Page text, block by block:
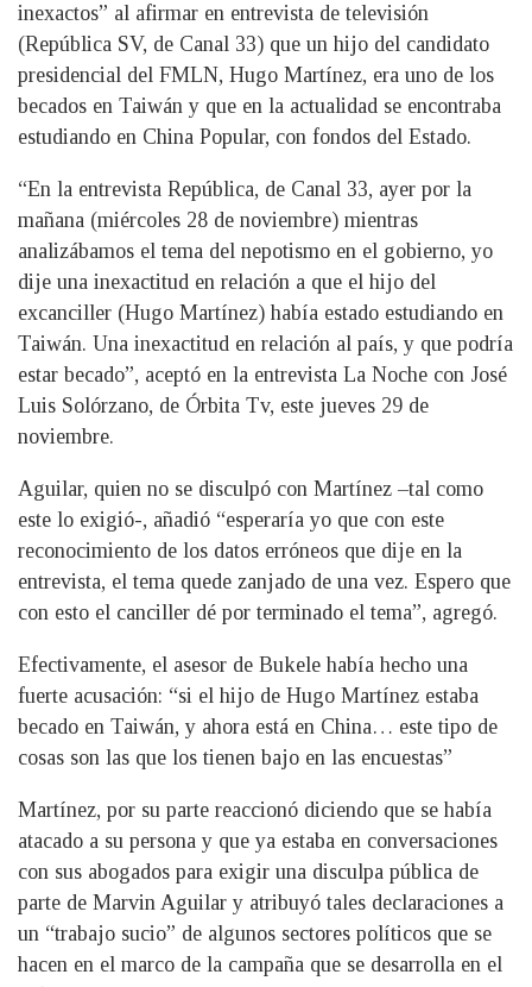
inexactos” al afirmar en entrevista de televisión
(República SV, de Canal 33) que un hijo del candidato
presidencial del FMLN, Hugo Martínez, era uno de los
becados en Taiwán y que en la actualidad se encontraba
estudiando en China Popular, con fondos del Estado.
“En la entrevista República, de Canal 33, ayer por la
mañana (miércoles 28 de noviembre) mientras
analizábamos el tema del nepotismo en el gobierno, yo
dije una inexactitud en relación a que el hijo del
excanciller (Hugo Martínez) había estado estudiando en
Taiwán. Una inexactitud en relación al país, y que podría
estar becado”, aceptó en la entrevista La Noche con José
Luis Solórzano, de Órbita Tv, este jueves 29 de
noviembre.
Aguilar, quien no se disculpó con Martínez –tal como
este lo exigió-, añadió “esperaría yo que con este
reconocimiento de los datos erróneos que dije en la
entrevista, el tema quede zanjado de una vez. Espero que
con esto el canciller dé por terminado el tema”, agregó.
Efectivamente, el asesor de Bukele había hecho una
fuerte acusación: “si el hijo de Hugo Martínez estaba
becado en Taiwán, y ahora está en China… este tipo de
cosas son las que los tienen bajo en las encuestas”
Martínez, por su parte reaccionó diciendo que se había
atacado a su persona y que ya estaba en conversaciones
con sus abogados para exigir una disculpa pública de
parte de Marvin Aguilar y atribuyó tales declaraciones a
un “trabajo sucio” de algunos sectores políticos que se
hacen en el marco de la campaña que se desarrolla en el